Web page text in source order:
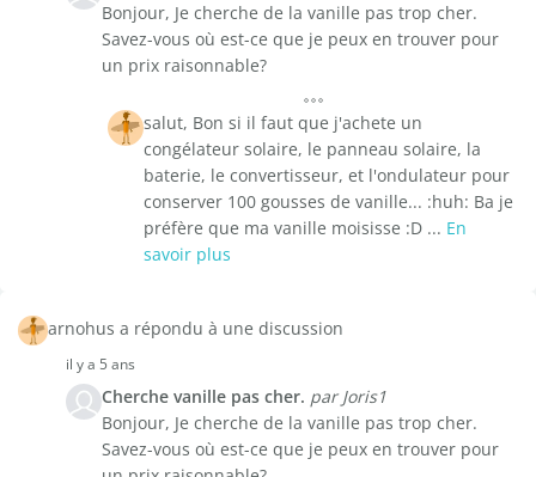
Bonjour, Je cherche de la vanille pas trop cher.
Savez-vous où est-ce que je peux en trouver pour
un prix raisonnable?
salut, Bon si il faut que j'achete un
congélateur solaire, le panneau solaire, la
baterie, le convertisseur, et l'ondulateur pour
conserver 100 gousses de vanille... :huh: Ba je
préfère que ma vanille moisisse :D ... En
savoir plus
arnohus a répondu à une discussion
il y a 5 ans
Cherche vanille pas cher. par Joris1
Bonjour, Je cherche de la vanille pas trop cher.
Savez-vous où est-ce que je peux en trouver pour